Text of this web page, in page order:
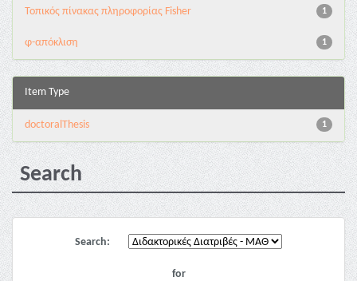
1
Τοπικός πίνακας πληροφορίας Fisher
1
φ-απόκλιση
Item Type
1
doctoralThesis
Search
Search:
for